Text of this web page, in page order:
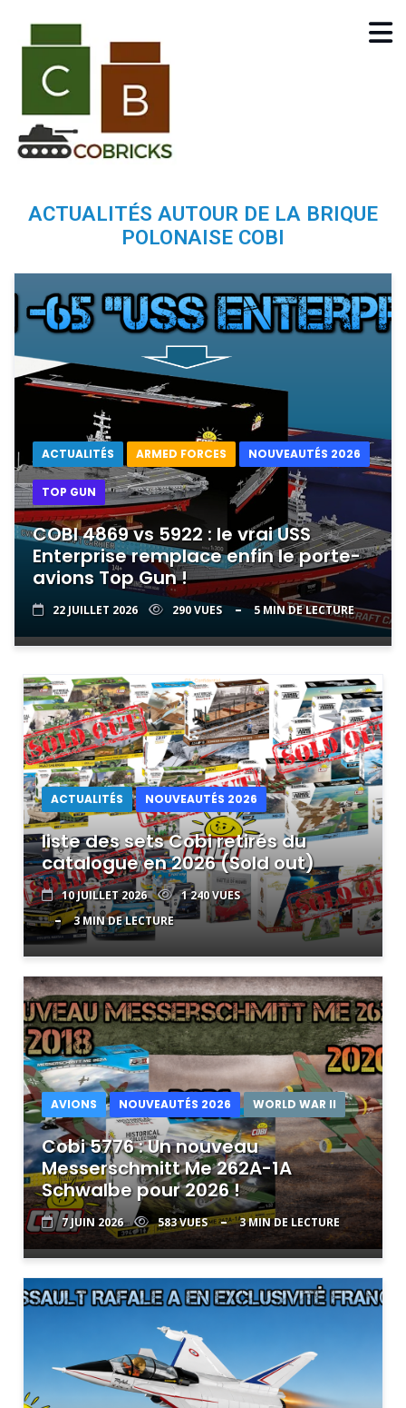
ACTUALITÉS AUTOUR DE LA BRIQUE
POLONAISE COBI
ACTUALITÉS ARMED FORCES NOUVEAUTÉS 2026
TOP GUN
COBI 4869 vs 5922 : le vrai USS
Enterprise remplace enfin le porte-
avions Top Gun !
22 JUILLET 2026 290 VUES 5 MIN DE LECTURE
ACTUALITÉS NOUVEAUTÉS 2026
liste des sets Cobi retirés du
catalogue en 2026 (Sold out)
10 JUILLET 2026
1 240 VUES
3 MIN DE LECTURE
AVIONS NOUVEAUTÉS 2026 WORLD WAR II
Cobi 5776 : Un nouveau
Messerschmitt Me 262A-1A
Schwalbe pour 2026 !
7 JUIN 2026 583 VUES 3 MIN DE LECTURE